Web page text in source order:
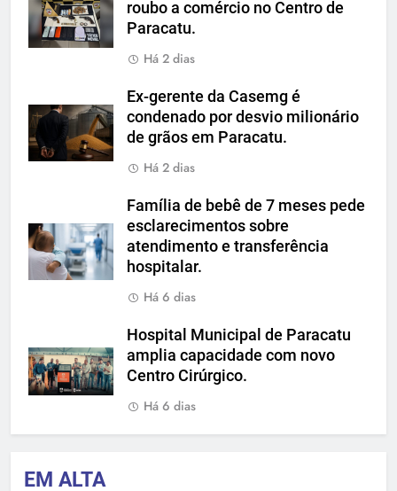
roubo a comércio no Centro de
Paracatu.
Há 2 dias
Ex-gerente da Casemg é
condenado por desvio milionário
de grãos em Paracatu.
Há 2 dias
Família de bebê de 7 meses pede
esclarecimentos sobre
atendimento e transferência
hospitalar.
Há 6 dias
Hospital Municipal de Paracatu
amplia capacidade com novo
Centro Cirúrgico.
Há 6 dias
EM ALTA